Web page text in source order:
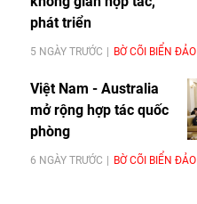
phát triển
5 NGÀY TRƯỚC BỜ CÕI BIỂN ĐẢO
Việt Nam - Australia
mở rộng hợp tác quốc
phòng
6 NGÀY TRƯỚC BỜ CÕI BIỂN ĐẢO